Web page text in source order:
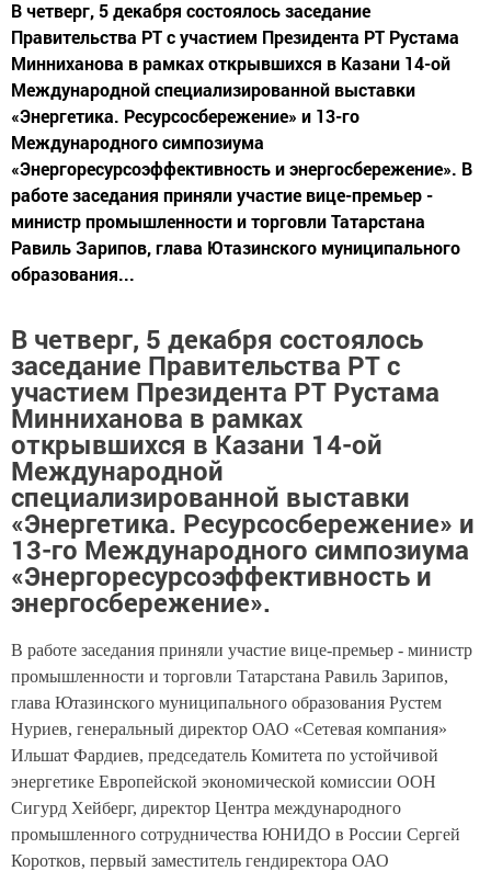
В четверг, 5 декабря состоялось заседание
Правительства РТ с участием Президента РТ Рустама
Минниханова в рамках открывшихся в Казани 14-ой
Международной специализированной выставки
«Энергетика. Ресурсосбережение» и 13-го
Международного симпозиума
«Энергоресурсоэффективность и энергосбережение». В
работе заседания приняли участие вице-премьер -
министр промышленности и торговли Татарстана
Равиль Зарипов, глава Ютазинского муниципального
образования...
В четверг, 5 декабря состоялось
заседание Правительства РТ с
участием Президента РТ Рустама
Минниханова в рамках
открывшихся в Казани 14-ой
Международной
специализированной выставки
«Энергетика. Ресурсосбережение» и
13-го Международного симпозиума
«Энергоресурсоэффективность и
энергосбережение».
В работе заседания приняли участие вице-премьер - министр
промышленности и торговли Татарстана Равиль Зарипов,
глава Ютазинского муниципального образования Рустем
Нуриев, генеральный директор ОАО «Сетевая компания»
Ильшат Фардиев, председатель Комитета по устойчивой
энергетике Европейской экономической комиссии ООН
Сигурд Хейберг, директор Центра международного
промышленного сотрудничества ЮНИДО в России Сергей
Коротков, первый заместитель гендиректора ОАО